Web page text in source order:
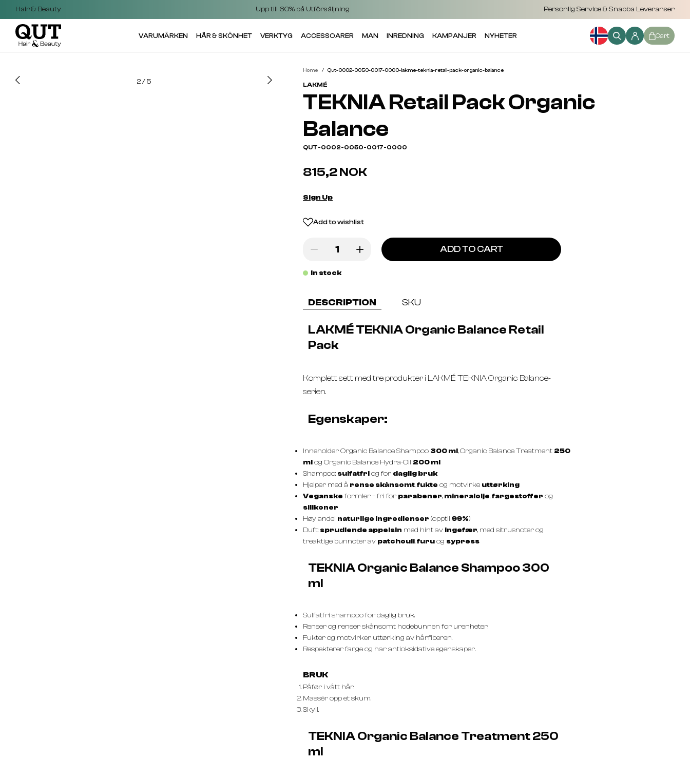
Hair & Beauty Upp till 60% på Utförsäljning Personlig Service & Snabba Leveranser
VARUMÄRKEN HÅR & SKÖNHET VERKTYG ACCESSOARER MAN INREDNING KAMPANJER NYHETER Cart
2/5
Home Qut-0002-0050-0017-0000-lakme-teknia-retail-pack-organic-balance
LAKMÉ
TEKNIA Retail Pack Organic
Balance
QUT-0002-0050-0017-0000
815,2 NOK
Sign Up
Add to wishlist
ADD TO CART
In stock
DESCRIPTION SKU
LAKMÉ TEKNIA Organic Balance Retail
Pack
Komplett sett med tre produkter i LAKMÉ TEKNIA Organic Balance-
serien.
Egenskaper:
Inneholder Organic Balance Shampoo 300 ml, Organic Balance Treatment 250
mlog Organic Balance Hydra-Oil 200 ml
Shampoo: sulfatfriog for daglig bruk
Hjelper med å rense skånsomt,fukte og motvirke uttørking
Veganske formler – fri for parabener, mineralolje,fargestoffer og
silikoner
Høy andel naturlige ingredienser (opptil 99%)
Duft: sprudlende appelsin med hint av ingefær, med sitrusnoter og
treaktige bunnoter av patchouli,furuog sypress
TEKNIA Organic Balance Shampoo 300
ml
Sulfatfri shampoo for daglig bruk.
Renser og renser skånsomt hodebunnen for urenheter.
Fukter og motvirker uttørking av hårfiberen.
Respekterer farge og har antioksidative egenskaper.
BRUK
Påfør i vått hår.
Massér opp et skum.
Skyll.
TEKNIA Organic Balance Treatment 250
ml